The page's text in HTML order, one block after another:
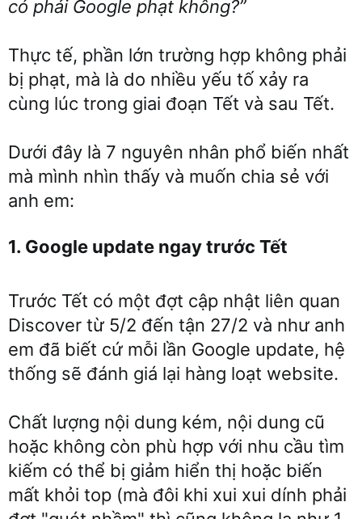
có phải Google phạt không?”
Thực tế, phần lớn trường hợp không phải
bị phạt, mà là do nhiều yếu tố xảy ra
cùng lúc trong giai đoạn Tết và sau Tết.
Dưới đây là 7 nguyên nhân phổ biến nhất
mà mình nhìn thấy và muốn chia sẻ với
anh em:
1. Google update ngay trước Tết
Trước Tết có một đợt cập nhật liên quan
Discover từ 5/2 đến tận 27/2 và như anh
em đã biết cứ mỗi lần Google update, hệ
thống sẽ đánh giá lại hàng loạt website.
Chất lượng nội dung kém, nội dung cũ
hoặc không còn phù hợp với nhu cầu tìm
kiếm có thể bị giảm hiển thị hoặc biến
mất khỏi top (mà đôi khi xui xui dính phải